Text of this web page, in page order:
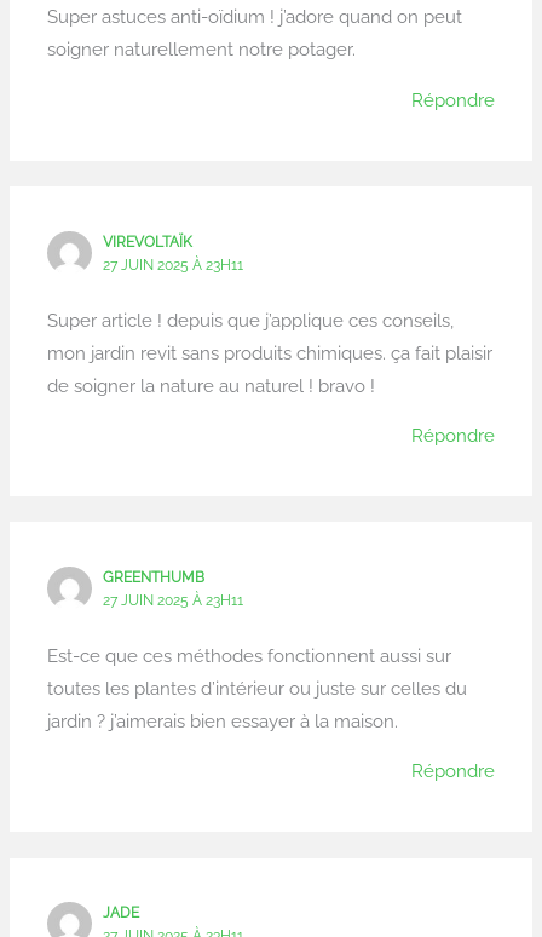
Super astuces anti-oïdium ! j’adore quand on peut
soigner naturellement notre potager.
Répondre
VIREVOLTAÏK
27 JUIN 2025 À 23H11
Super article ! depuis que j’applique ces conseils,
mon jardin revit sans produits chimiques. ça fait plaisir
de soigner la nature au naturel ! bravo !
Répondre
GREENTHUMB
27 JUIN 2025 À 23H11
Est-ce que ces méthodes fonctionnent aussi sur
toutes les plantes d’intérieur ou juste sur celles du
jardin ? j’aimerais bien essayer à la maison.
Répondre
JADE